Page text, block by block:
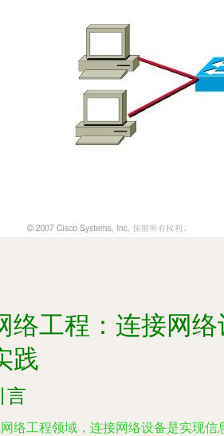
络工程：连接网
践
言
络工程领域，连接网络设备是实现信